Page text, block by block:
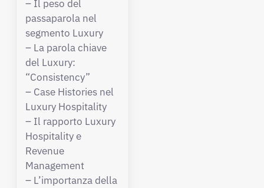
– Il peso del
passaparola nel
segmento Luxury
– La parola chiave
del Luxury:
“Consistency”
– Case Histories nel
Luxury Hospitality
– Il rapporto Luxury
Hospitality e
Revenue
Management
– L’importanza della